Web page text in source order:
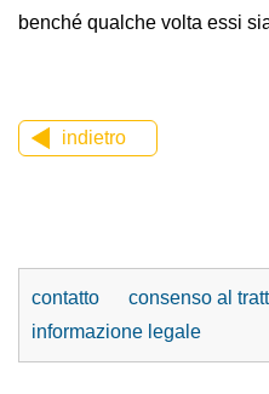
benché qualche volta essi
indietro
contatto
consenso al
informazione legale